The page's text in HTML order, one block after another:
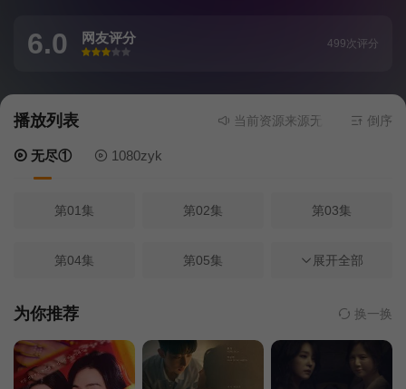
6.0 网友评分
很差
较差还行推荐力荐
499次评分
播放列表 当前资源来源无尽① - 无需安装
倒序
无尽① 1080zyk
第01集 第02集 第03集
第04集 第05集 第06集
第07集 第09集
第10集 第11集 第12集
展开全部
为你推荐 换一换